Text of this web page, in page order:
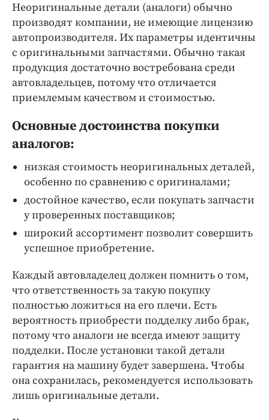
Неоригинальные детали (аналоги) обычно
производят компании, не имеющие лицензию
автопроизводителя. Их параметры идентичны
с оригинальными запчастями. Обычно такая
продукция достаточно востребована среди
автовладельцев, потому что отличается
приемлемым качеством и стоимостью.
Основные достоинства покупки
аналогов:
низкая стоимость неоригинальных деталей,
особенно по сравнению с оригиналами;
достойное качество, если покупать запчасти
у проверенных поставщиков;
широкий ассортимент позволит совершить
успешное приобретение.
Каждый автовладелец должен помнить о том,
что ответственность за такую покупку
полностью ложиться на его плечи. Есть
вероятность приобрести подделку либо брак,
потому что аналоги не всегда имеют защиту
подделки. После установки такой детали
гарантия на машину будет завершена. Чтобы
она сохранилась, рекомендуется использовать
лишь оригинальные детали.